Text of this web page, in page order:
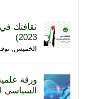
ثقافتك
2023)
الخميس, نوفمبر 30,
ورقة
السياسي